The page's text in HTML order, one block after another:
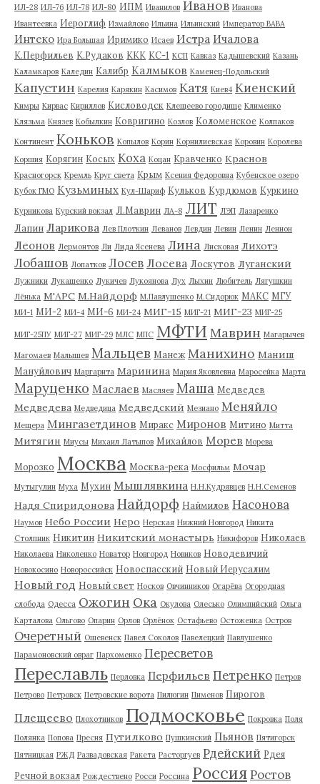
ИЛ-28 ИЛ-76 ИЛ-78 ИЛ-80 ИПМ Иванилов Иванов Иванова
Ивантеевка Иероглиф Измайлово Ильина Ильинский Император ВАВА
Интеко Ира Большая Иримико Исаев Истра Ичалова
К.Перфильев К.Рудаков ККК КС-1 КСП Кавказ Кадышевский Казань
Каламкаров Каледин Калибр Калмыков Каменец-Подольский
Капустин Карелия Карякин Касимов Катя Киев4 Киенский
Кимры Кирвас Кириллов Кисловодск Клещеево городище Клименко
Клязьма Князев Кобылкин Ковригино Козлов Коломенское Колпаков
Континент Коньков Копылов Корин Корнилиевская Коровин Королева
Коршия Корягин Косых Коха Коцан Кравченко Краснов
Красногорск Кремль Круг света Крым Ксения Федоровна Кубенское озеро
Кубок ГМО Кузьминых Кул-Шариф Кульков Курдюмов Куркино
Курникова Курский вокзал Л.Маврин ЛА-8 ЛИТ ЛЭП Лазаренко
Лапин Ларикова Лев Плоткин Леванов Левдин Левин Ленин Леннон
Леонов Лермонтов Ли Лида Ясенева Лина Лисковая Лихотэ
Лобашов Лопатков Лосев Лосева Лоскутов Луганский
Лужники Лукашенко Лукичев Лукоянова Лух Лыхин Любитель Лягушкин
Лёнька М'АРС М.Найдорф М.Павлушенко М.Сидорюк МАКС МГУ
МИ-1 МИ-2 МИ-4 МИ-6 МИ-24 МИГ-15 МИГ-21 МИГ-23 МИГ-25
МИГ-25ПУ МИГ-27 МИГ-29 МЛС МПС МФТИ Маврин Магарычев
Магомаев Малышев Мальцев Манеж Манихино Маниш
Мануйлович Маргарита Маринина Мария Яковлевна Маросейка Марта
Маруценко Маслаев Масляев Маша Медведев
Медведева Медведица Медведский Мезиано Меняйло
Мещера Мингазетдинов Миракс Миронов Митино Митта
Митягин Миусы Михаил Латыпов Михайлов Морев Морева
Морозко Москва Москва-река Мосфильм Мочар
Мутыгулин Муха Мухин Мышлявкина Н.Н.Кудрявцев Н.Н.Семенов
Надя Спиридонова Найдорф Наймилов Насонова
Наумов Небо России Неро Нерская Нижний Новгород Никита
Столпник Никитин Никитский монастырь Никифоров Николаев
Николаева Николенко Новатор Новгород Новиков Новодевичий
Новокосино Новороссийск Новоспасский Новый Иерусалим
Новый год Новый свет Носков Овчинников Огарёва Огородная
слобода Одесса Ожогин Ока Окулова Олесько Олимпийский Ольга
Карталова Ольгово Опарин Орлов Орлёнок Остафьево Остоженка Остров
Очеретный Ошевенск Павел Соколов Павелецкий Павлушенко
Парамоновский овраг Пархоменко Пересветов
Переславль Перловка Перфильев Петренко Петров
Петрово Петровск Петровские ворота Пилюгин Пименов Пирогов
Плещеево Плохотников Подмосковье Покровка Поля
Полянка Попова Пресня Путилково Пушкинский Пьянов Пятигорск
Пятницкая РЖД Развадовская Ракета Расторгуев Рдейский Рдея
Речной вокзал Рождествено Росси Россина Россия Ростов